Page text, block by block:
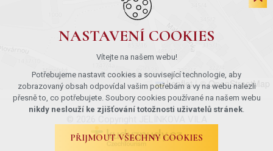
Leaflet | © OpenStreetMap
NASTAVENÍ COOKIES
Vítejte na našem webu!
Potřebujeme nastavit cookies a související technologie, aby
zobrazovaný obsah odpovídal vašim potřebám a vy na webu nalezli
přesně to, co potřebujete. Soubory cookies používané na našem webu
nikdy neslouží ke zjišťování totožnosti uživatelů stránek.
PŘIJMOUT VŠECHNY COOKIES